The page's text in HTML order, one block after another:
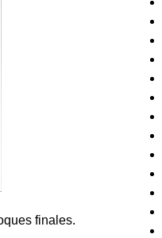
finales.